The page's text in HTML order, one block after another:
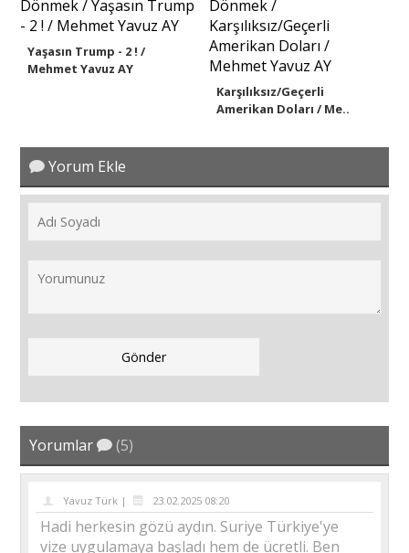
Yaşasın Trump - 2 ! /
Mehmet Yavuz AY
Karşılıksız/Geçerli
Amerikan Doları / Me..
Yorum Ekle
Yorumlar (5)
Yavuz Türk | 23.02.2025 08:20
Hadi herkesin gözü aydın. Suriye Türkiye'ye
vize uygulamaya başladı hem de ücretli. Ben